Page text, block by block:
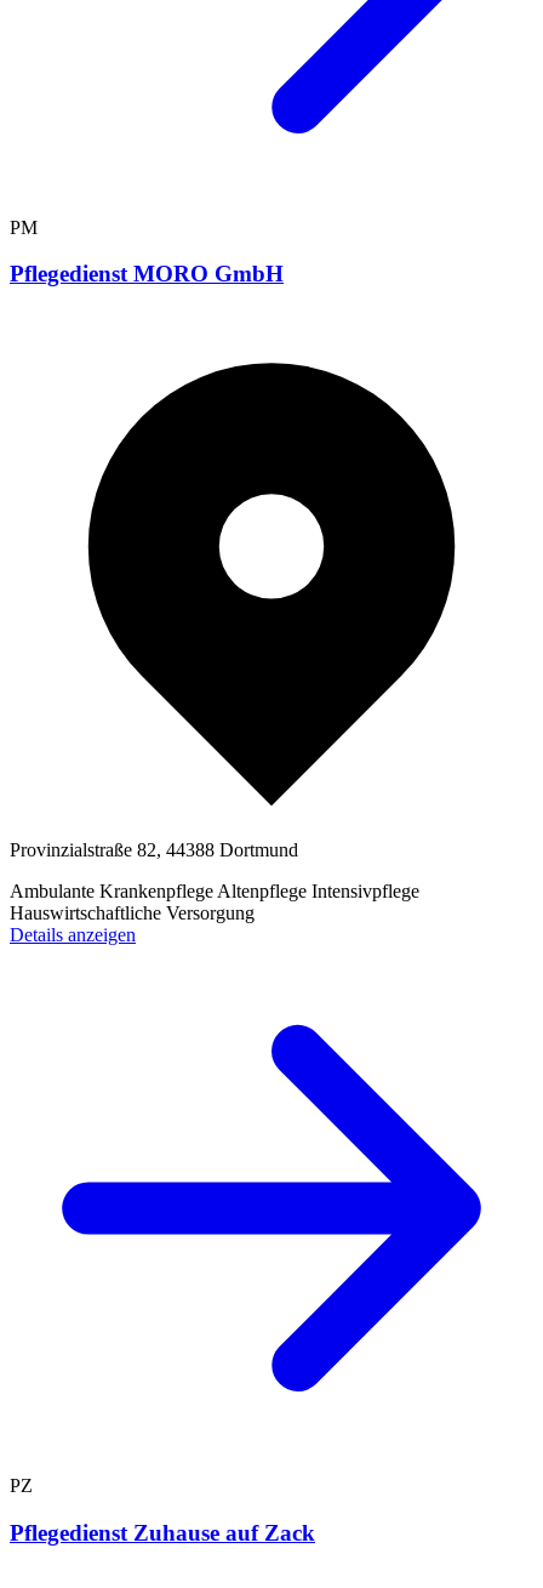
PM
Pflegedienst MORO GmbH
Provinzialstraße 82, 44388 Dortmund
Ambulante Krankenpflege Altenpflege Intensivpflege
Hauswirtschaftliche Versorgung
Details anzeigen
PZ
Pflegedienst Zuhause auf Zack